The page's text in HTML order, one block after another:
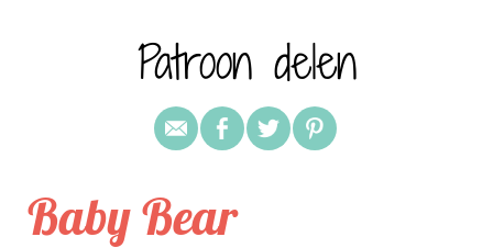
Patroon delen
Baby Bear